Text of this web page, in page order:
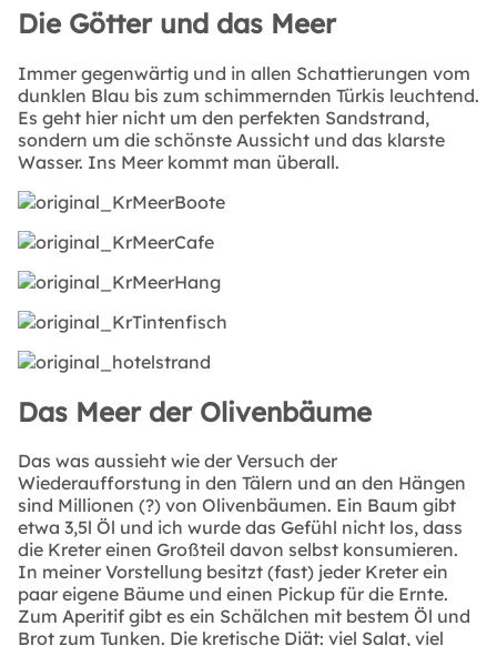
Die Götter und das Meer
Immer gegenwärtig und in allen Schattierungen vom
dunklen Blau bis zum schimmernden Türkis leuchtend.
Es geht hier nicht um den perfekten Sandstrand,
sondern um die schönste Aussicht und das klarste
Wasser. Ins Meer kommt man überall.
Das Meer der Olivenbäume
Das was aussieht wie der Versuch der
Wiederaufforstung in den Tälern und an den Hängen
sind Millionen (?) von Olivenbäumen. Ein Baum gibt
etwa 3,5l Öl und ich wurde das Gefühl nicht los, dass
die Kreter einen Großteil davon selbst konsumieren.
In meiner Vorstellung besitzt (fast) jeder Kreter ein
paar eigene Bäume und einen Pickup für die Ernte.
Zum Aperitif gibt es ein Schälchen mit bestem Öl und
Brot zum Tunken. Die kretische Diät: viel Salat, viel